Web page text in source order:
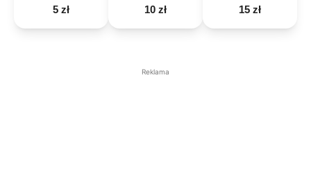
5 zł 10 zł 15 zł
Reklama